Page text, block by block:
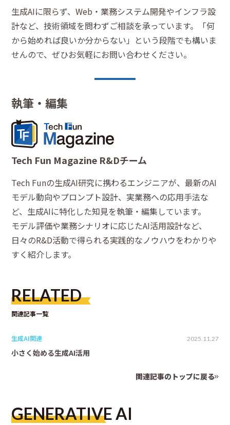
生成AIに限らず、Web・業務システム開発やインフラ設
計など、技術領域を問わずご相談を承っています。「何
から始めれば良いか分からない」という段階でも構いま
せんので、ぜひお気軽にお問い合わせください。
執筆・編集
Tech Fun Magazine R&Dチーム
Tech Funの生成AI研究に携わるエンジニアが、最新のAI
モデル動向やプロンプト設計、実業務への応用手法な
ど、生成AIに特化した知見を執筆・編集しています。
モデル評価や業務シナリオに応じたAI活用設計など、
日々のR&D活動で得られる実践的なノウハウをわかりや
すく紹介します。
RELATED
関連記事一覧
生成AI関連 2025.11.27
小さく始める生成AI活用
関連記事のトップに戻る
GENERATIVE AI